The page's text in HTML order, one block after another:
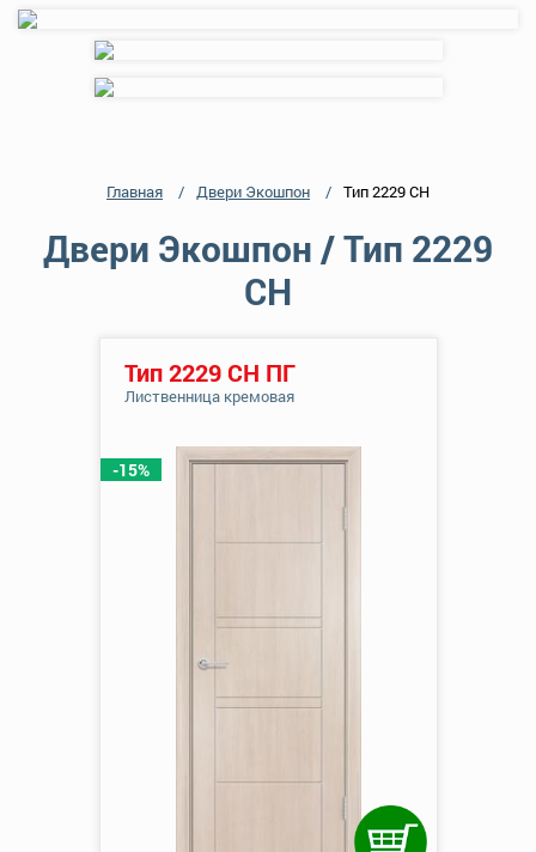
Главная Двери Экошпон Тип 2229 СН
Двери Экошпон / Тип 2229
СН
-15%
Тип 2229 СН ПГ
Лиственница кремовая